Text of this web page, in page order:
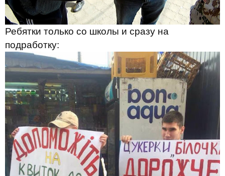
Ребятки только со школы и сразу на
подработку: